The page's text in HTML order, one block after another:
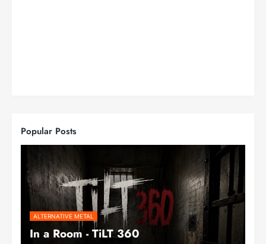
Popular Posts
ALTERNATIVE METAL
In a Room - TiLT 360